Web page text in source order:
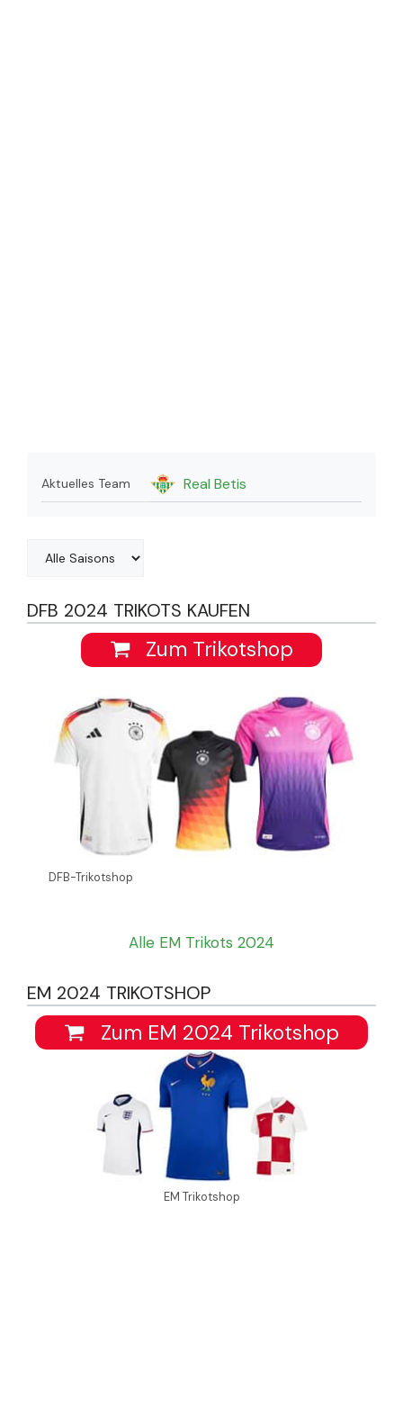
Aktuelles Team Real Betis
DFB 2024 TRIKOTS KAUFEN
Zum Trikotshop
DFB-Trikotshop
Alle EM Trikots 2024
EM 2024 TRIKOTSHOP
Zum EM 2024 Trikotshop
EM Trikotshop